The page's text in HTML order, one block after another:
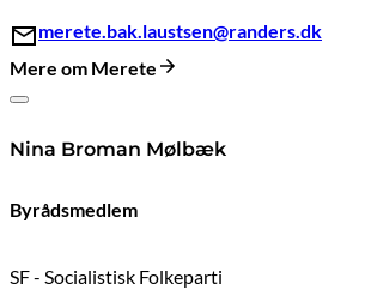
merete.bak.laustsen@randers.dk
Mere om Merete
Nina Broman Mølbæk
Byrådsmedlem
SF - Socialistisk Folkeparti